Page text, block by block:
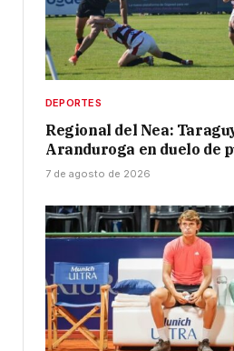
DEPORTES
Regional del Nea:
Aranduroga en duelo de
7 de agosto de 2026